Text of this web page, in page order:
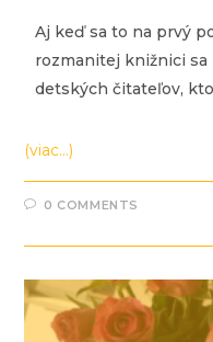
Aj keď sa to na prvý
rozmanitej knižnici sa
detských čitateľov,
(viac…)
0 COMMENTS